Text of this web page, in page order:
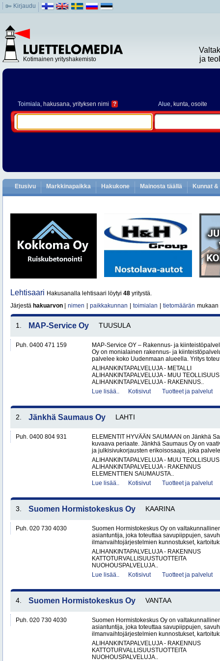
Kirjaudu
Kotimainen yrityshakemisto
ja
Toimiala, hakusana, yrityksen nimi ? Alue, kunta, osoite
Etusivu Markkinapaikka Hakukone Mainosta täällä Kunnat
Lehtisaari Hakusanalla lehtisaari löytyi 48 yritystä.
Järjestä hakuarvon nimen paikkakunnan toimialan tietomäärän mukaan
1. MAP-Service Oy TUUSULA
Puh. 0400 471 159
MAP-Service OY – Rakennus- ja
Oy on monialainen rakennus- ja
palvelee koko Uudenmaan alueella. Yritys
ALIHANKINTAPALVELUJA - METALLI
ALIHANKINTAPALVELUJA - MUU TEOLLISUUS
ALIHANKINTAPALVELUJA - RAKENNUS..
Lue lisää..
Kotisivut Tuotteet ja palvelut
2. Jänkhä Saumaus Oy LAHTI
Puh. 0400 804 931
ELEMENTIT HYVÄÄN SAUMAAN on Jänkhä
kuvaava periaate. Jänkhä Saumaus Oy on
ja julkisivukorjausten erikoisosaaja, joka
ALIHANKINTAPALVELUJA - MUU TEOLLISUUS
ALIHANKINTAPALVELUJA - RAKENNUS
ELEMENTTIEN SAUMAUSTA..
Lue lisää..
Kotisivut Tuotteet ja palvelut
3. Suomen Hormistokeskus Oy KAARINA
Puh. 020 730 4030
Suomen Hormistokeskus Oy on
asiantuntija, joka toteuttaa savupiippujen,
ilmanvaihtojärjestelmien kunnostukset,
ALIHANKINTAPALVELUJA - RAKENNUS
KATTOTURVALLISUUSTUOTTEITA
NUOHOUSPALVELUJA..
Lue lisää..
Kotisivut Tuotteet ja palvelut
4. Suomen Hormistokeskus Oy VANTAA
Puh. 020 730 4030
Suomen Hormistokeskus Oy on
asiantuntija, joka toteuttaa savupiippujen,
ilmanvaihtojärjestelmien kunnostukset,
ALIHANKINTAPALVELUJA - RAKENNUS
KATTOTURVALLISUUSTUOTTEITA
NUOHOUSPALVELUJA..